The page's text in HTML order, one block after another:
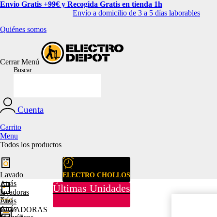
Envio Gratis +99€ y Recogida Gratis en tienda 1h
Envío a domicilio de 3 a 5 días laborables
Quiénes somos
CerrarMenú
Buscar
Cuenta
Carrito
Menu
Todos los productos
ELECTRO CHOLLOS
Últimas Unidades
Lavado
Atrás
lavadoras
Atrás
LAVADORAS
Frío
Atrás